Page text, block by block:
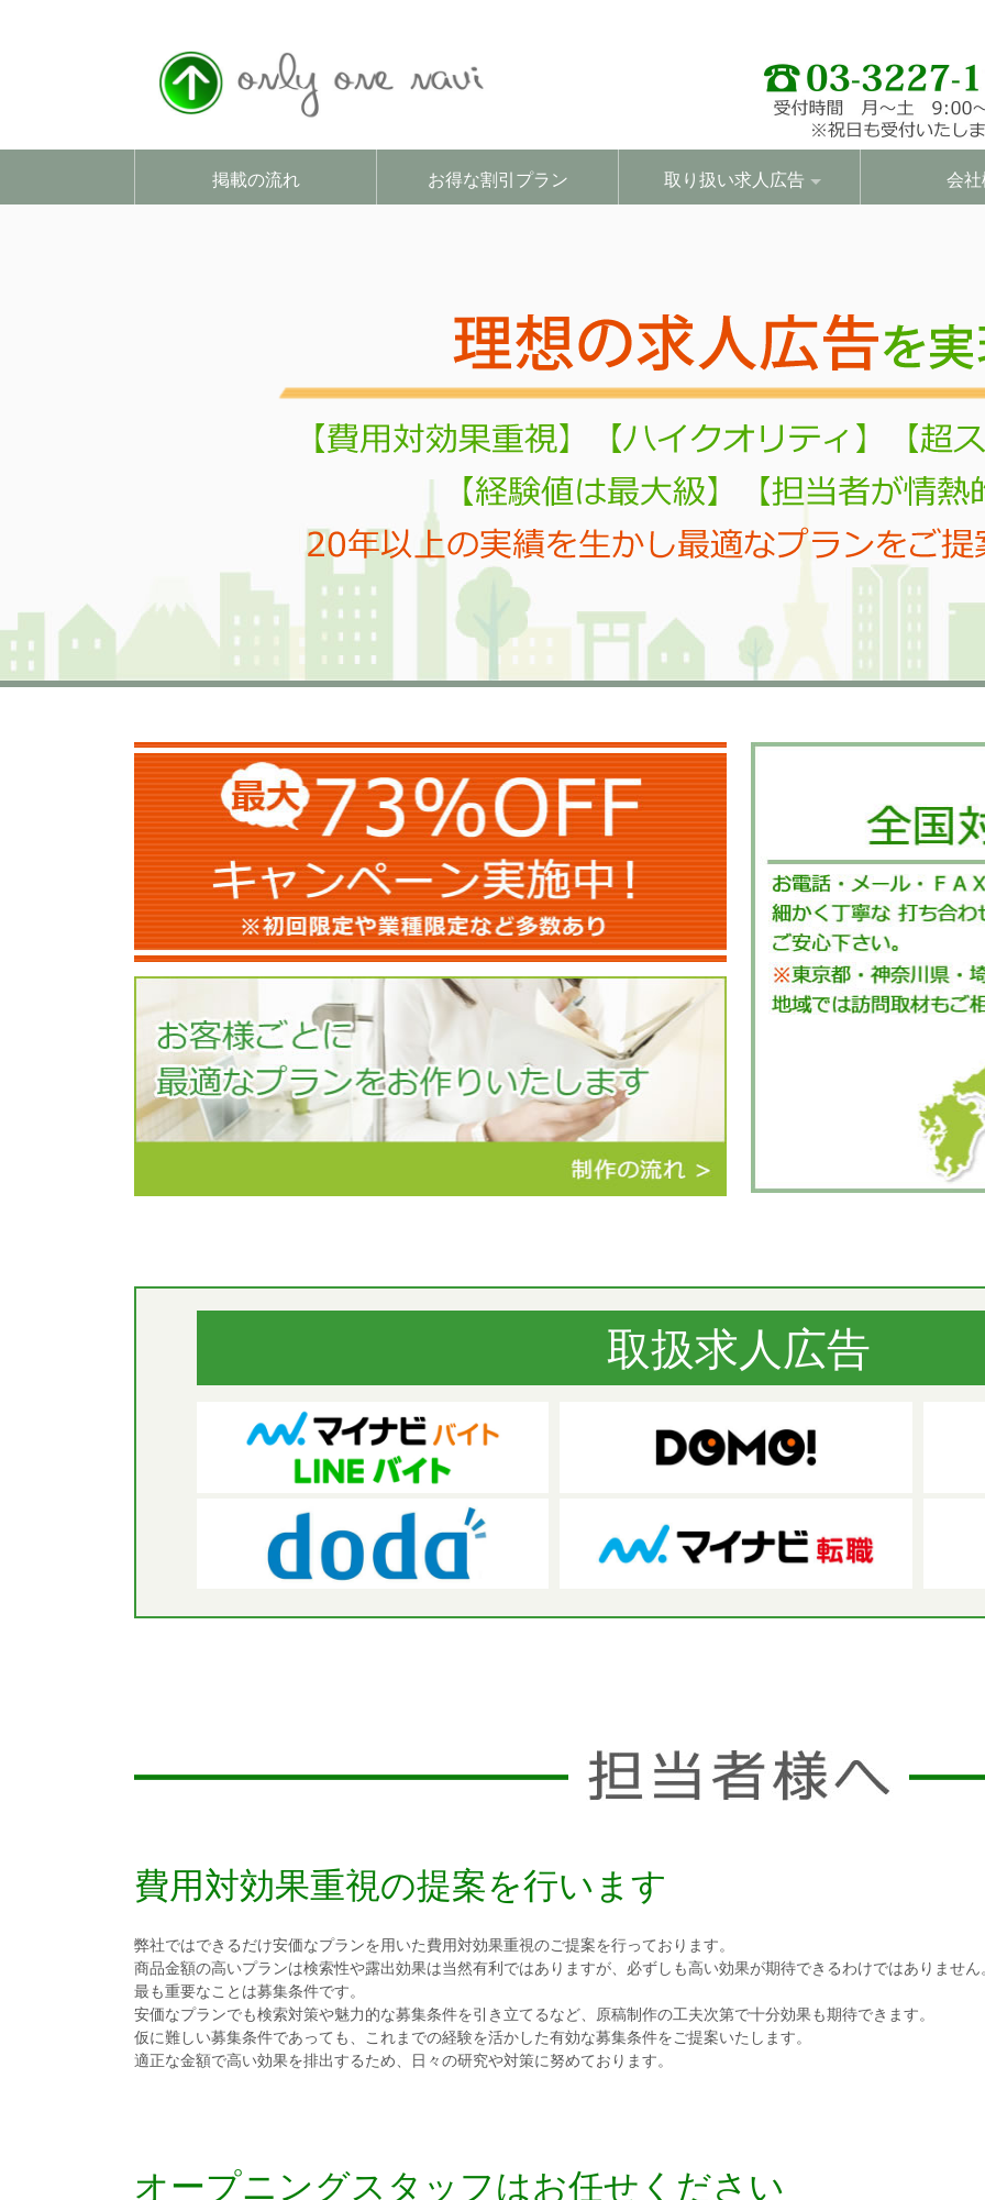
掲載の流れ お得な割引プラン 取り扱い求人広告 会社
取扱求人広告
費用対効果重視の提案を行います
弊社ではできるだけ安価なプランを用いた費用対効果重視のご提案を行っております。
商品金額の高いプランは検索性や露出効果は当然有利ではありますが、必ずしも高い効果が期待できるわけではありません
最も重要なことは募集条件です。
安価なプランでも検索対策や魅力的な募集条件を引き立てるなど、原稿制作の工夫次第で十分効果も期待できます。
仮に難しい募集条件であっても、これまでの経験を活かした有効な募集条件をご提案いたします。
適正な金額で高い効果を排出するため、日々の研究や対策に努めております。
オープニングスタッフはお任せください